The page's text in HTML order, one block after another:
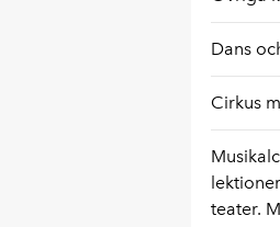
Dans
Cirkus
teater.